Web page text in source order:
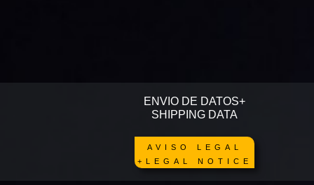
AVISO LEGAL
+ LEGAL NOTICE
ENVIO DE DATOS+
SHIPPING DATA